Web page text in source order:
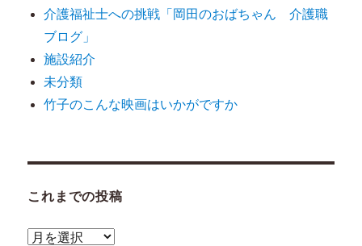
介護福祉士への挑戦「岡田のおばちゃん 介護職
ブログ」
施設紹介
未分類
竹子のこんな映画はいかがですか
これまでの投稿
こ